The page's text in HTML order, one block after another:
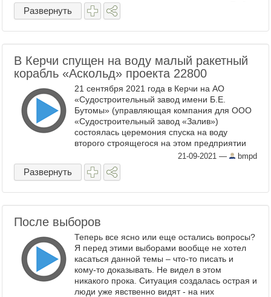
Развернуть
В Керчи спущен на воду малый ракетный
корабль «Аскольд» проекта 22800
21 сентября 2021 года в Керчи на АО
«Судостроительный завод имени Б.Е.
Бутомы» (управляющая компания для ООО
«Судостроительный завод «Залив»)
состоялась церемония спуска на воду
второго строящегося на этом предприятии
для ВМФ России малого ракетного корабля
«Аскольд» [очередные ...
21-09-2021 — bmpd
Развернуть
После выборов
Теперь все ясно или еще остались вопросы?
Я перед этими выборами вообще не хотел
касаться данной темы – что-то писать и
кому-то доказывать. Не видел в этом
никакого прока. Ситуация создалась острая и
люди уже явственно видят - на них